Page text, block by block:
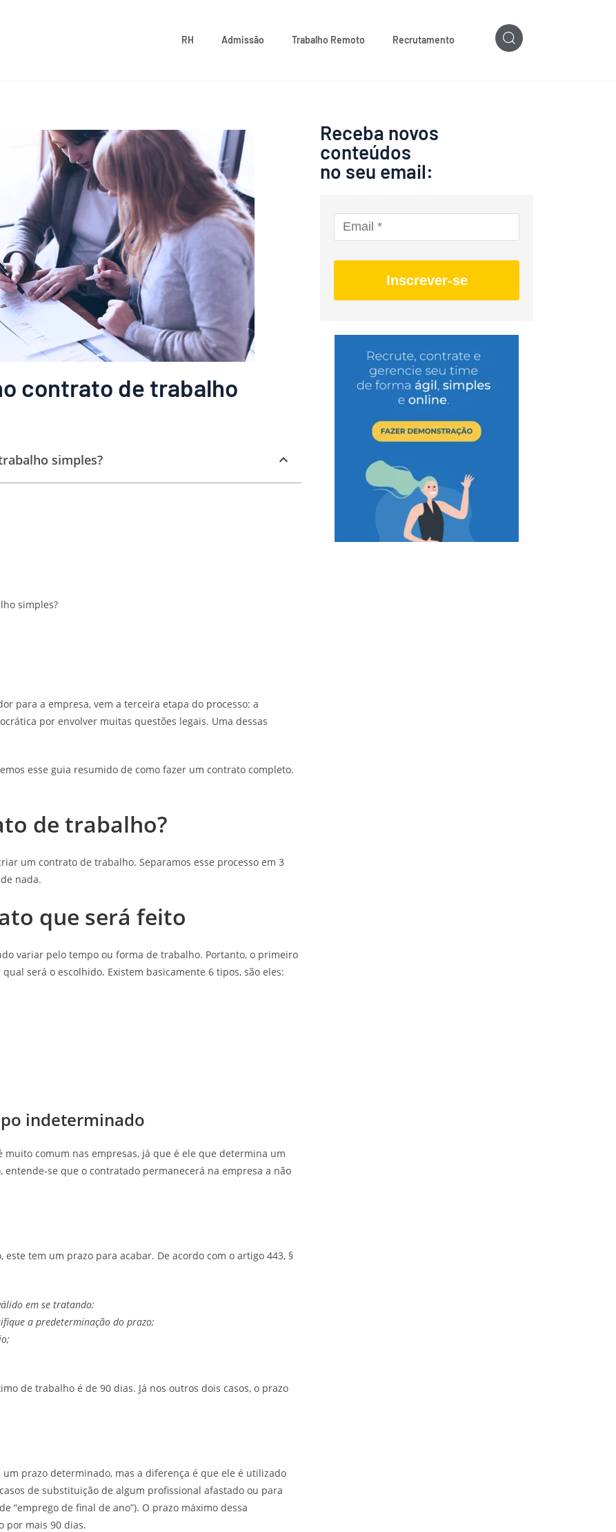
RH Admissão Trabalho Remoto Recrutamento
contrato de trabalho
simples?
simples?
para a empresa, vem a terceira etapa do processo: a
por envolver muitas questões legais. Uma dessas
esse guia resumido de como fazer um contrato completo.
de trabalho?
um contrato de trabalho. Separamos esse processo em 3
nada.
que será feito
variar pelo tempo ou forma de trabalho. Portanto, o primeiro
será o escolhido. Existem basicamente 6 tipos, são eles:
indeterminado
comum nas empresas, já que é ele que determina um
se que o contratado permanecerá na empresa a não
tem um prazo para acabar. De acordo com o artigo 443, §
em se tratando:
a predeterminação do prazo;
de trabalho é de 90 dias. Já nos outros dois casos, o prazo
prazo determinado, mas a diferença é que ele é utilizado
de substituição de algum profissional afastado ou para
“emprego de final de ano”). O prazo máximo dessa
por mais 90 dias.
Receba novos
conteúdos
no seu email:
Inscrever-se